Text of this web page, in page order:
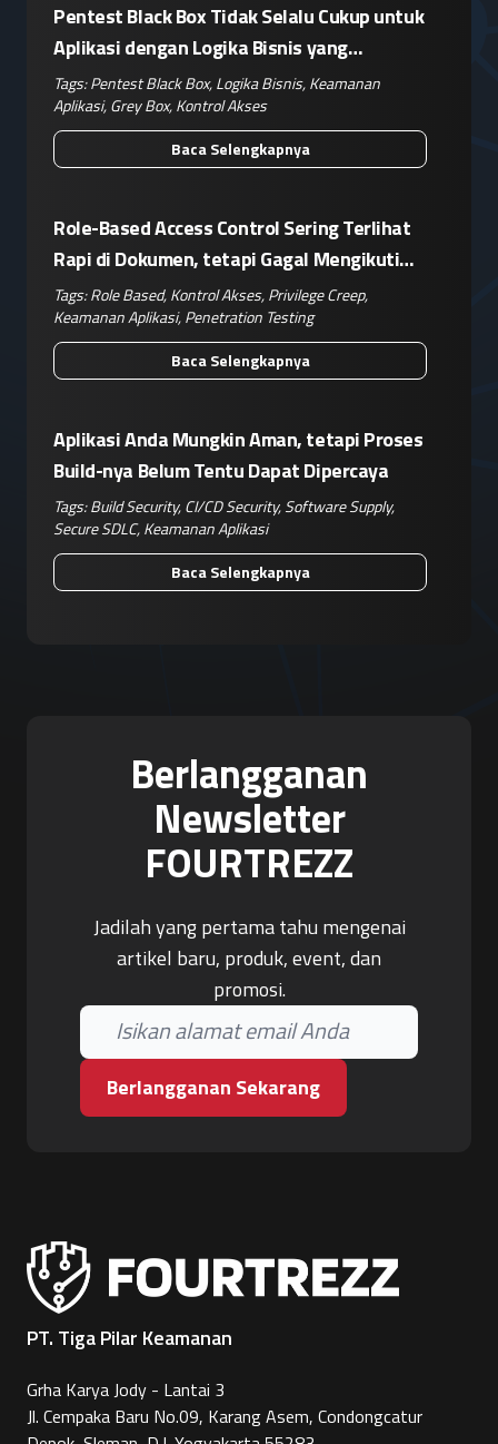
Pentest Black Box Tidak Selalu Cukup untuk
Aplikasi dengan Logika Bisnis yang
Kompleks
Tags:Pentest Black Box,Logika Bisnis,Keamanan
Aplikasi,Grey Box,Kontrol Akses
Baca Selengkapnya
Role-Based Access Control Sering Terlihat
Rapi di Dokumen, tetapi Gagal Mengikuti
Operasional Nyata
Tags:Role Based,Kontrol Akses,Privilege Creep,
Keamanan Aplikasi,Penetration Testing
Baca Selengkapnya
Aplikasi Anda Mungkin Aman, tetapi Proses
Build-nya Belum Tentu Dapat Dipercaya
Tags:Build Security,CI/CD Security,Software Supply,
Secure SDLC,Keamanan Aplikasi
Baca Selengkapnya
Berlangganan
Newsletter
FOURTREZZ
Jadilah yang pertama tahu mengenai
artikel baru, produk, event, dan
promosi.
Berlangganan Sekarang
PT. Tiga Pilar Keamanan
Grha Karya Jody - Lantai 3
Jl. Cempaka Baru No.09, Karang Asem, Condongcatur